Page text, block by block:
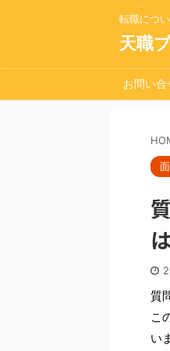
転職につ
天職
お問い合
質
こ
い